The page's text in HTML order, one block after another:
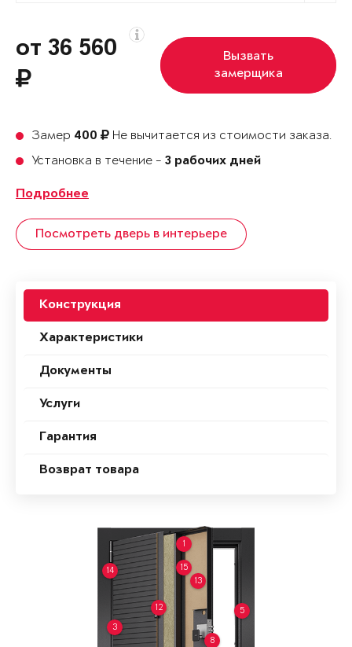
от 36 560
Вызвать
замерщика
Замер 400
Не вычитается из стоимости заказа.
Установка в течение - 3 рабочих дней
Подробнее
Посмотреть дверь в интерьере
Конструкция
Характеристики
Документы
Услуги
Гарантия
Возврат товара
1
3
5
8
12
13
14 15